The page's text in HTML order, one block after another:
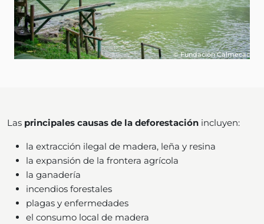
© Fundación Calmecac
Las principales causas de la deforestación incluyen:
la extracción ilegal de madera, leña y resina
la expansión de la frontera agrícola
la ganadería
incendios forestales
plagas y enfermedades
el consumo local de madera